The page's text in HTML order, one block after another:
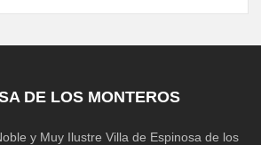
DE LOS MONTEROS
y Muy Ilustre Villa de Espinosa de los